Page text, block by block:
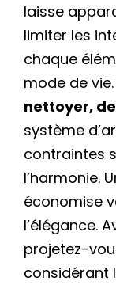
laisse
limiter les
chaque
mode de vie.
nettoyer,
système
contraintes
l’harmonie.
économise
l’élégance.
projetez-
considérant